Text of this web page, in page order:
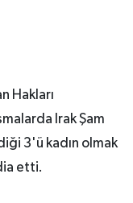
Hakları
Irak Şam
3'ü kadın olmak
etti.